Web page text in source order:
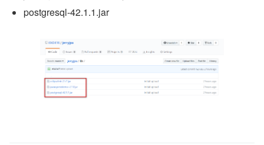
postgresql-42.1.1.jar